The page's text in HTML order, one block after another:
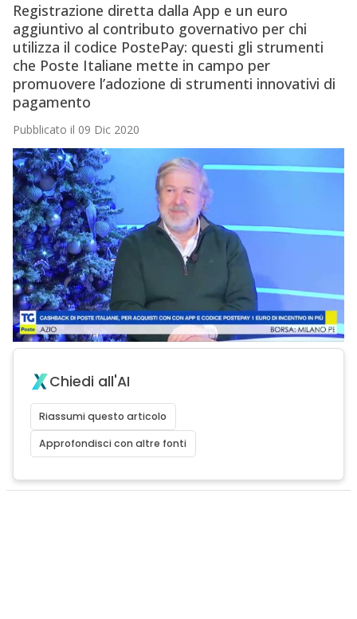
Registrazione diretta dalla App e un euro
aggiuntivo al contributo governativo per chi
utilizza il codice PostePay: questi gli strumenti
che Poste Italiane mette in campo per
promuovere l’adozione di strumenti innovativi di
pagamento
Pubblicato il 09 Dic 2020
Chiedi all'AI
Riassumi questo articolo
Approfondisci con altre fonti